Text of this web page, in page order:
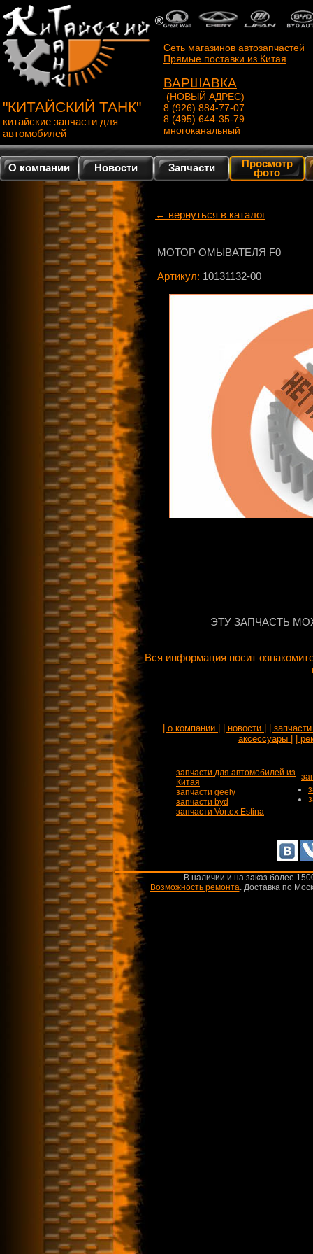
"КИТАЙСКИЙ ТАНК"
китайские запчасти для
автомобилей
Сеть магазинов автозапчастей
Прямые поставки из Китая
ВАРШАВКА
(НОВЫЙ АДРЕС)
8 (926) 884-77-07
8 (495) 644-35-79
многоканальный
О компании Новости Запчасти Просмотр
фото
← вернуться в каталог
МОТОР ОМЫВАТЕЛЯ F0
Артикул: 10131132-00
ЭТУ ЗАПЧАСТЬ
Вся информация носит
| о компании | | новости |
|
аксессуары |
|
запчасти для автомобилей из
Китая
запчасти geely
запчасти byd
запчасти Vortex Estina
В наличии и на заказ более
Возможность ремонта.Доставка по